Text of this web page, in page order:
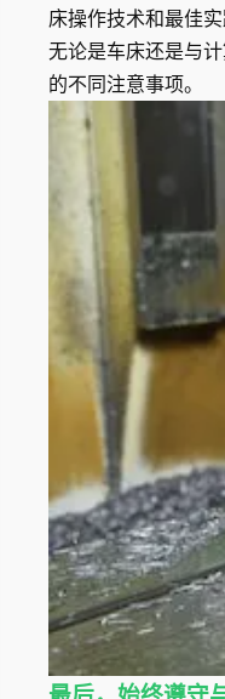
床操作技术和最佳实
无论是车床还是与
的不同注意事项。